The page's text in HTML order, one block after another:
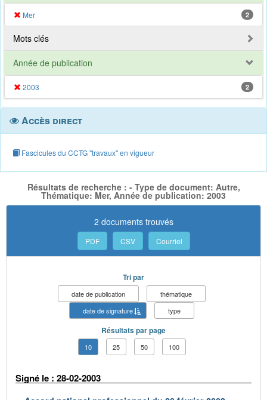
Mer 2
Mots clés
Année de publication
2003 2
Accès direct
Fascicules du CCTG "travaux" en vigueur
Résultats de recherche : - Type de document: Autre,
Thématique: Mer, Année de publication: 2003
2 documents trouvés
PDF CSV Courriel
Tri par
date de publication
thématique
date de signature
type
Résultats par page
10 25 50 100
Signé le : 28-02-2003